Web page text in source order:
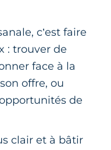
c’est faire
: trouver de
face à la
offre, ou
de
clair et à bâtir